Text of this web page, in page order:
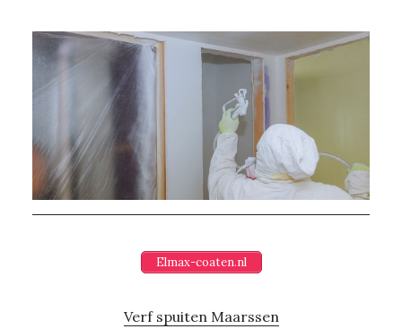
Elmax-coaten.nl
Verf spuiten Maarssen